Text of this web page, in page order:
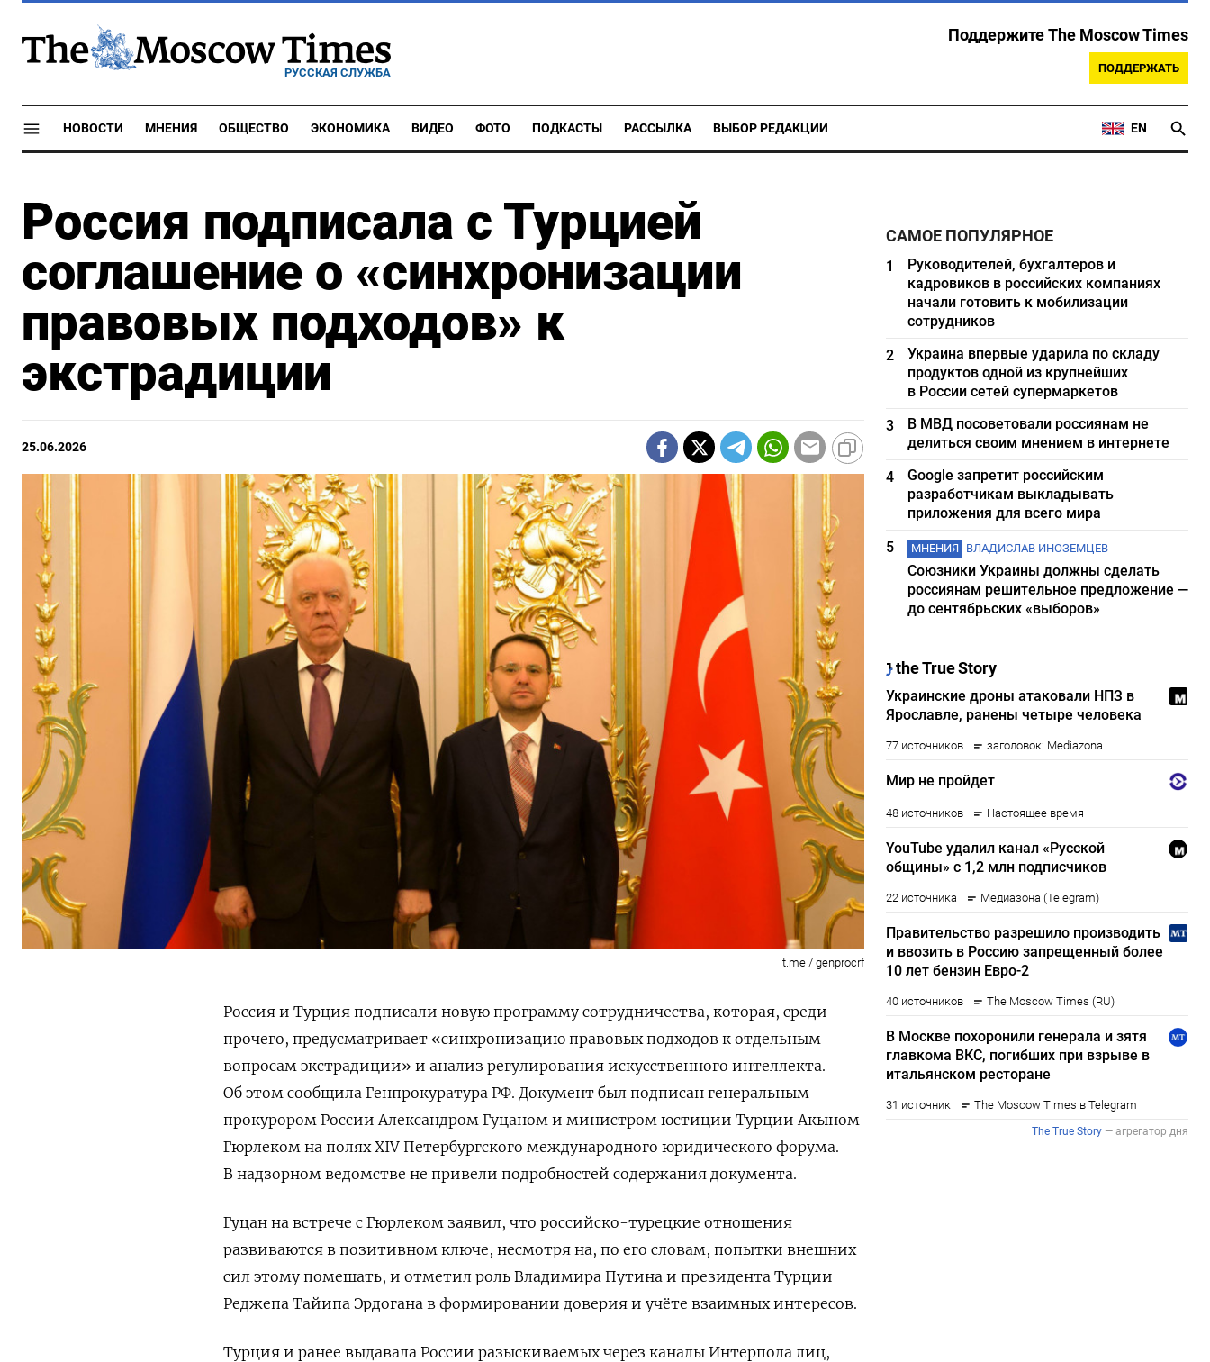
РУССКАЯ СЛУЖБА
Поддержите The Moscow Times
ПОДДЕРЖАТЬ
НОВОСТИ МНЕНИЯ ОБЩЕСТВО ЭКОНОМИКА ВИДЕО ФОТО ПОДКАСТЫ РАССЫЛКА ВЫБОР РЕДАКЦИИ EN
Россия подписала с Турцией
соглашение о «синхронизации
правовых подходов» к
экстрадиции
25.06.2026
t.me / genprocrf
Россия и Турция подписали новую программу сотрудничества, которая, среди
прочего, предусматривает «синхронизацию правовых подходов к отдельным
вопросам экстрадиции» и анализ регулирования искусственного интеллекта.
Об этом сообщила Генпрокуратура РФ. Документ был подписан генеральным
прокурором России Александром Гуцаном и министром юстиции Турции Акыном
Гюрлеком на полях XIV Петербургского международного юридического форума.
В надзорном ведомстве не привели подробностей содержания документа.
Гуцан на встрече с Гюрлеком заявил, что российско-турецкие отношения
развиваются в позитивном ключе, несмотря на, по его словам, попытки внешних
сил этому помешать, и отметил роль Владимира Путина и президента Турции
Реджепа Тайипа Эрдогана в формировании доверия и учёте взаимных интересов.
Турция и ранее выдавала России разыскиваемых через каналы Интерпола лиц,
САМОЕ ПОПУЛЯРНОЕ
1
Руководителей, бухгалтеров и
кадровиков в российских компаниях
начали готовить к мобилизации
сотрудников
2
Украина впервые ударила по складу
продуктов одной из крупнейших
в России сетей супермаркетов
3
В МВД посоветовали россиянам не
делиться своим мнением в интернете
4
Google запретит российским
разработчикам выкладывать
приложения для всего мира
5
МНЕНИЯ ВЛАДИСЛАВ ИНОЗЕМЦЕВ
Союзники Украины должны сделать
россиянам решительное предложение —
до сентябрьских «выборов»